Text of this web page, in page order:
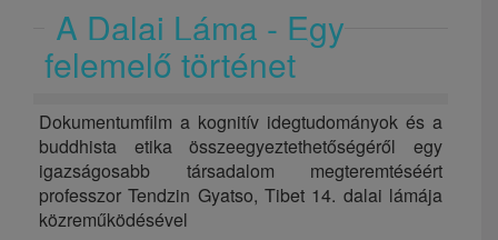
A Dalai Láma - Egy
felemelő történet
Dokumentumfilm a kognitív idegtudományok és a
buddhista etika összeegyeztethetőségéről egy
igazságosabb társadalom megteremtéséért
professzor Tendzin Gyatso, Tibet 14. dalai lámája
közreműködésével